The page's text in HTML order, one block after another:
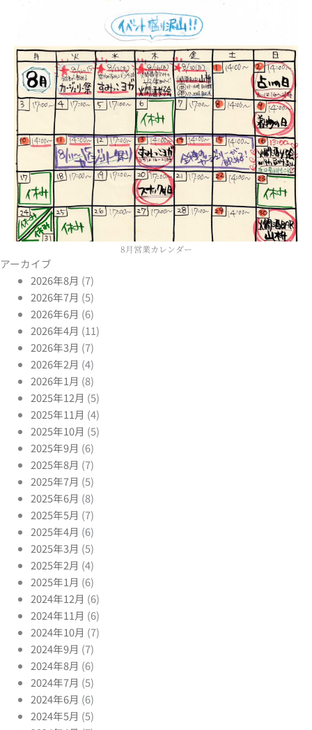
8月営業カレンダー
アーカイブ
2026年8月 (7)
2026年7月 (5)
2026年6月 (6)
2026年4月 (11)
2026年3月 (7)
2026年2月 (4)
2026年1月 (8)
2025年12月 (5)
2025年11月 (4)
2025年10月 (5)
2025年9月 (6)
2025年8月 (7)
2025年7月 (5)
2025年6月 (8)
2025年5月 (7)
2025年4月 (6)
2025年3月 (5)
2025年2月 (4)
2025年1月 (6)
2024年12月 (6)
2024年11月 (6)
2024年10月 (7)
2024年9月 (7)
2024年8月 (6)
2024年7月 (5)
2024年6月 (6)
2024年5月 (5)